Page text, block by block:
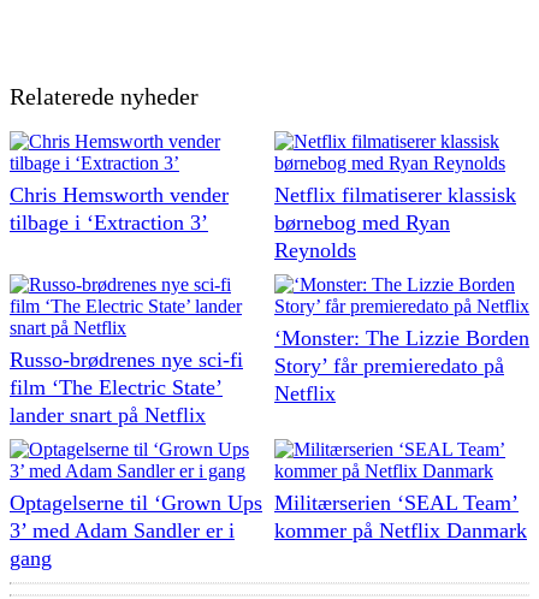
Relaterede nyheder
Chris Hemsworth vender
tilbage i ‘Extraction 3’
Netflix filmatiserer klassisk
børnebog med Ryan
Reynolds
Russo-brødrenes nye sci-fi
film ‘The Electric State’
lander snart på Netflix
‘Monster: The Lizzie Borden
Story’ får premieredato på
Netflix
Optagelserne til ‘Grown Ups
3’ med Adam Sandler er i
gang
Militærserien ‘SEAL Team’
kommer på Netflix Danmark